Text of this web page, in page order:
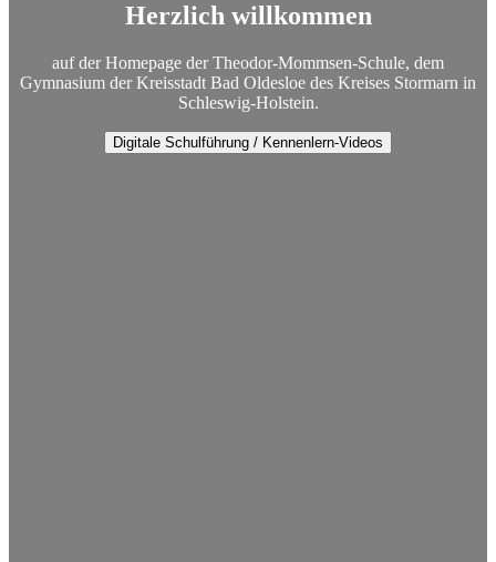
Herzlich willkommen
auf der Homepage der Theodor-Mommsen-Schule, dem
Gymnasium der Kreisstadt Bad Oldesloe des Kreises Stormarn in
Schleswig-Holstein.
Digitale Schulführung / Kennenlern-Videos